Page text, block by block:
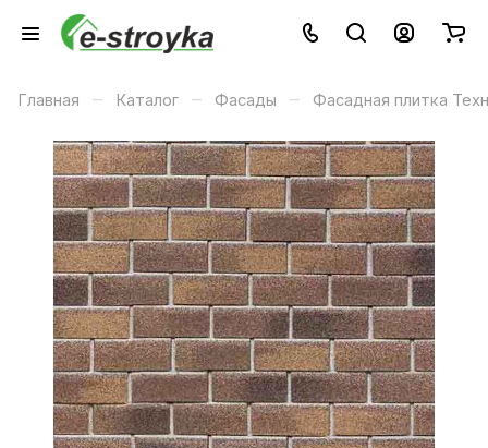
Главная – Каталог – Фасады – Фасадная плитка